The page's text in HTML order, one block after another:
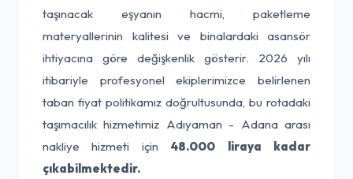
taşınacak eşyanın hacmi, paketleme
materyallerinin kalitesi ve binalardaki asansör
ihtiyacına göre değişkenlik gösterir. 2026 yılı
itibariyle profesyonel ekiplerimizce belirlenen
taban fiyat politikamız doğrultusunda, bu rotadaki
taşımacılık hizmetimiz Adıyaman - Adana arası
nakliye hizmeti için 48.000 liraya kadar
çıkabilmektedir.